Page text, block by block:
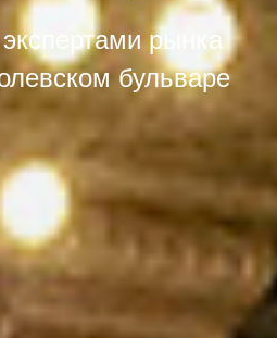
рынка
бульваре